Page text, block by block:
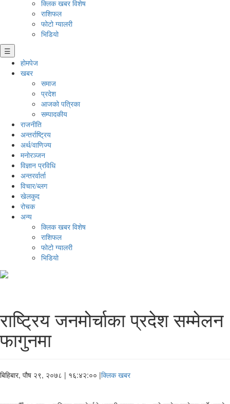
क्लिक खबर विशेष
राशिफल
फोटो ग्यालरी
भिडियो
☰
होमपेज
खबर
समाज
प्रदेश
आजको पत्रिका
सम्पादकीय
राजनीति
अन्तर्राष्ट्रिय
अर्थ/वाणिज्य
मनाेरञ्जन
विज्ञान प्रविधि
अन्तरर्वार्ता
विचार/ब्लग
खेलकुद
रोचक
अन्य
क्लिक खबर विशेष
राशिफल
फोटो ग्यालरी
भिडियो
राष्ट्रिय जनमोर्चाका प्रदेश सम्मेलन
फागुनमा
बिहिबार, पौष २९, २०७८ | १६:४२:०० |क्लिक खबर